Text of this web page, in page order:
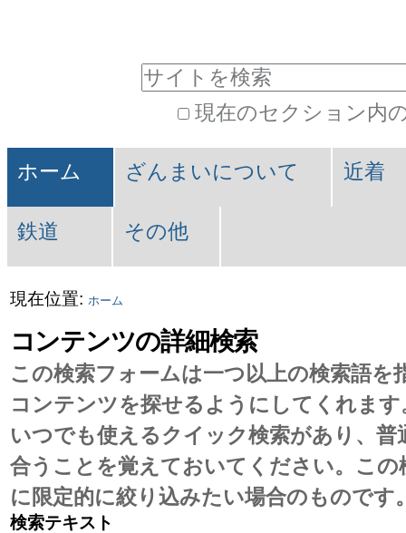
ツ
飛
ぶ
|
ナ
ビ
ゲ
ー
シ
ョ
ル
ツ
ー
ル
現在のセクション内
細
索
セ
ク
シ
ョ
ン
ホーム ざんまいについて 近着
鉄道 その他
現在位置: ホーム
コンテンツの詳細検索
この検索フォームは一つ以上の検索語を
コンテンツを探せるようにしてくれます
いつでも使えるクイック検索があり、
合うことを覚えておいてください。こ
に限定的に絞り込みたい場合のものです
検索テキスト